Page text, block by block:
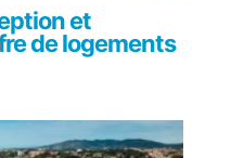
et
de logements